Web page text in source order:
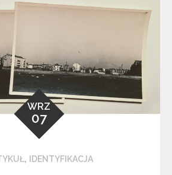
WRZ
07
, IDENTYFIKACJA